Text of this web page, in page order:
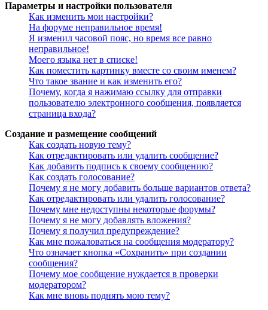
Параметры и настройки пользователя
Как изменить мои настройки?
На форуме неправильное время!
Я изменил часовой пояс, но время все равно
неправильное!
Моего языка нет в списке!
Как поместить картинку вместе со своим именем?
Что такое звание и как изменить его?
Почему, когда я нажимаю ссылку для отправки
пользователю электронного сообщения, появляется
страница входа?
Создание и размещение сообщений
Как создать новую тему?
Как отредактировать или удалить сообщение?
Как добавить подпись к своему сообщению?
Как создать голосование?
Почему я не могу добавить больше вариантов ответа?
Как отредактировать или удалить голосование?
Почему мне недоступны некоторые форумы?
Почему я не могу добавлять вложения?
Почему я получил предупреждение?
Как мне пожаловаться на сообщения модератору?
Что означает кнопка «Сохранить» при создании
сообщения?
Почему мое сообщение нуждается в проверки
модератором?
Как мне вновь поднять мою тему?